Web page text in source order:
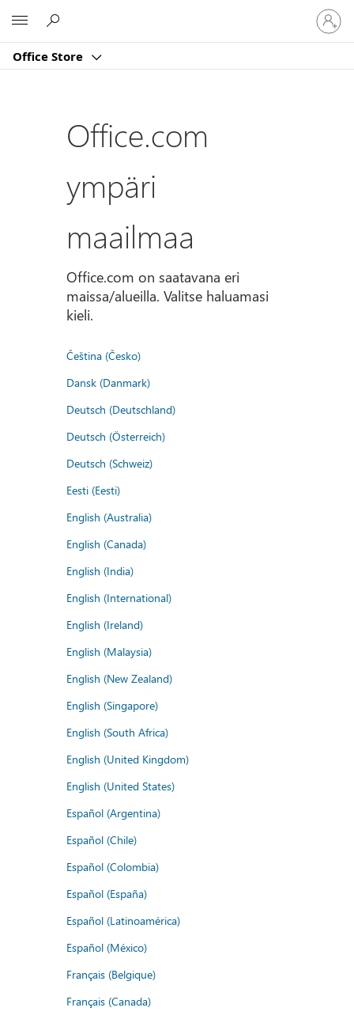
Office Store
sisään
tilille
Office.com
ympäri
maailmaa
Office.com on saatavana eri
maissa/alueilla. Valitse haluamasi
kieli.
Čeština (Česko)
Dansk (Danmark)
Deutsch (Deutschland)
Deutsch (Österreich)
Deutsch (Schweiz)
Eesti (Eesti)
English (Australia)
English (Canada)
English (India)
English (International)
English (Ireland)
English (Malaysia)
English (New Zealand)
English (Singapore)
English (South Africa)
English (United Kingdom)
English (United States)
Español (Argentina)
Español (Chile)
Español (Colombia)
Español (España)
Español (Latinoamérica)
Español (México)
Français (Belgique)
Français (Canada)